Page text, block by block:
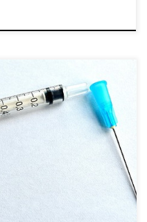
strzykw i nicieni
zdolnościach do
zmian w
zmian
kannabinoidowych u
byli w stanie